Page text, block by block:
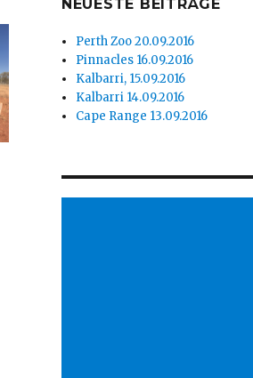
NEUESTE BEITRÄGE
Perth Zoo 20.09.2016
Pinnacles 16.09.2016
Kalbarri, 15.09.2016
Kalbarri 14.09.2016
Cape Range 13.09.2016